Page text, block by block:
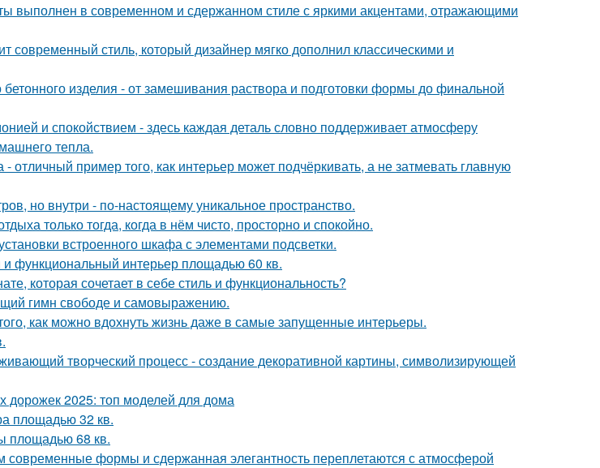
выполнен в современном и сдержанном стиле с яркими акцентами, отражающими
современный стиль, который дизайнер мягко дополнил классическими и
бетонного изделия - от замешивания раствора и подготовки формы до финальной
и спокойствием - здесь каждая деталь словно поддерживает атмосферу
тепла.
- отличный пример того, как интерьер может подчёркивать, а не затмевать главную
но внутри - по-настоящему уникальное пространство.
только тогда, когда в нём чисто, просторно и спокойно.
встроенного шкафа с элементами подсветки.
функциональный интерьер площадью 60 кв.
которая сочетает в себе стиль и функциональность?
гимн свободе и самовыражению.
как можно вдохнуть жизнь даже в самые запущенные интерьеры.
творческий процесс - создание декоративной картины, символизирующей
дорожек 2025: топ моделей для дома
площадью 32 кв.
площадью 68 кв.
современные формы и сдержанная элегантность переплетаются с атмосферой